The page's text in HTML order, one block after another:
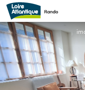
Chez Marie -